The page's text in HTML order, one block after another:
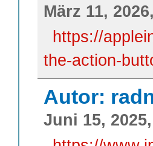
März 11,
https://
the-action-
Autor:
Juni 15,